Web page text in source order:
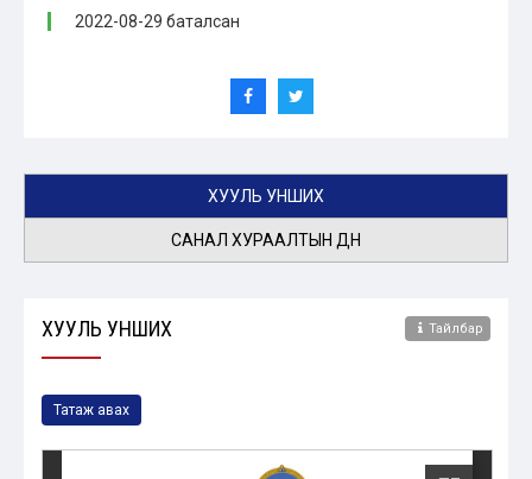
2022-08-29 баталсан
ХУУЛЬ УНШИХ
САНАЛ ХУРААЛТЫН ДҮН
ХУУЛЬ УНШИХ Тайлбар
Татаж авах